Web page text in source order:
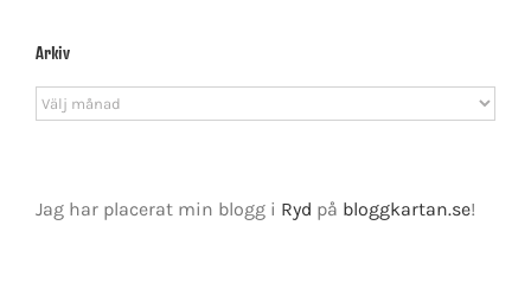
Arkiv
Arkiv
Jag har placerat min blogg i Ryd på bloggkartan.se!